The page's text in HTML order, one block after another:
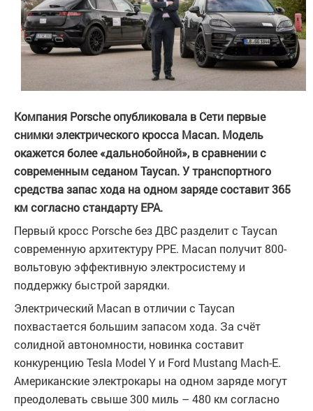
Компания Porsche опубликовала в Сети первые
снимки электрического кросса Macan. Модель
окажется более «дальнобойной», в сравнении с
современным седаном Taycan. У транспортного
средства запас хода на одном заряде составит 365
км согласно стандарту EPA.
Первый кросс Porsche без ДВС разделит с Taycan
современную архитектуру PPE. Macan получит 800-
вольтовую эффективную электросистему и
поддержку быстрой зарядки.
Электрический Macan в отличии с Taycan
похвастается большим запасом хода. За счёт
солидной автономности, новинка составит
конкуренцию Tesla Model Y и Ford Mustang Mach-E.
Американские электрокары на одном заряде могут
преодолевать свыше 300 миль – 480 км согласно